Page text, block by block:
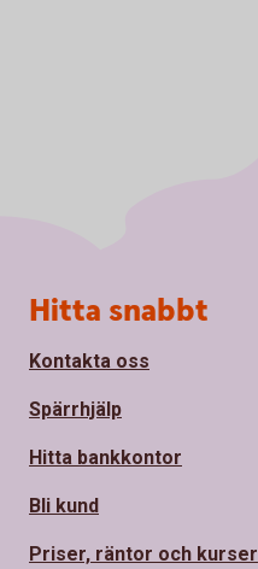
Sidfot
Hitta snabbt
Kontakta oss
Spärrhjälp
Hitta bankkontor
Bli kund
Priser, räntor och kurser